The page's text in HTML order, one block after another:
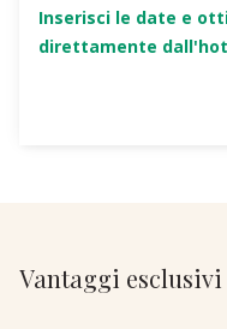
Inserisci le date e
direttamente
Vantaggi